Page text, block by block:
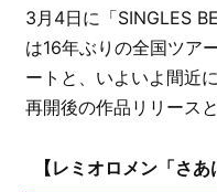
3月4日に「SINGLES
は16年ぶりの全国ツア
ートと、いよいよ間近
再開後の作品リリース
【レミオロメン「さあ